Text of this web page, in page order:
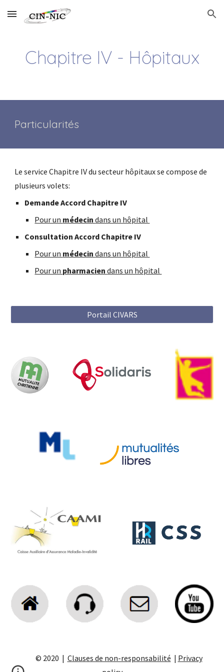
Skip to main content Skip to navigation
Chapitre IV - Hôpitaux
Particularités
Le service Chapitre IV du secteur hôpitaux se compose de
plusieurs volets:
Demande Accord Chapitre IV
Pour un médecindans un hôpital
Consultation Accord Chapitre IV
Pour un médecindans un hôpital
Pour un pharmaciendans un hôpital
Portail CIVARS
© 2020 | Clauses de non-responsabilité | Privacy